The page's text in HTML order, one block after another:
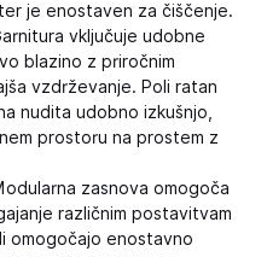
je enostaven za čiščenje.
vključuje udobne
blazino z priročnim
vzdrževanje. Poli ratan
nudita udobno izkušnjo,
prostoru na prostem z
zasnova omogoča
različnim postavitvam
omogočajo enostavno